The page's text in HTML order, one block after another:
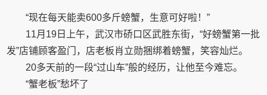
“现在每天能卖600多斤螃蟹，生意可好啦！”
11月19日上午，武汉市硚口区武胜东街，“好螃蟹第一批
发”店铺顾客盈门，店老板肖立勋捆绑着螃蟹，笑容灿烂。
20多天前的一段“过山车”般的经历，让他至今难忘。
“蟹老板”愁坏了